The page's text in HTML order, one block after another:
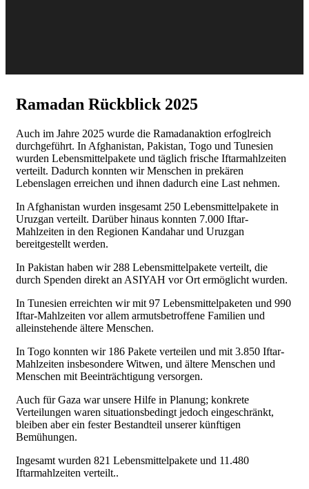
Ramadan Rückblick 2025
Auch im Jahre 2025 wurde die Ramadanaktion erfoglreich
durchgeführt. In Afghanistan, Pakistan, Togo und Tunesien
wurden Lebensmittelpakete und täglich frische Iftarmahlzeiten
verteilt. Dadurch konnten wir Menschen in prekären
Lebenslagen erreichen und ihnen dadurch eine Last nehmen.
In Afghanistan wurden insgesamt 250 Lebensmittelpakete in
Uruzgan verteilt. Darüber hinaus konnten 7.000 Iftar-
Mahlzeiten in den Regionen Kandahar und Uruzgan
bereitgestellt werden.
In Pakistan haben wir 288 Lebensmittelpakete verteilt, die
durch Spenden direkt an ASIYAH vor Ort ermöglicht wurden.
In Tunesien erreichten wir mit 97 Lebensmittelpaketen und 990
Iftar-Mahlzeiten vor allem armutsbetroffene Familien und
alleinstehende ältere Menschen.
In Togo konnten wir 186 Pakete verteilen und mit 3.850 Iftar-
Mahlzeiten insbesondere Witwen, und ältere Menschen und
Menschen mit Beeinträchtigung versorgen.
Auch für Gaza war unsere Hilfe in Planung; konkrete
Verteilungen waren situationsbedingt jedoch eingeschränkt,
bleiben aber ein fester Bestandteil unserer künftigen
Bemühungen.
Ingesamt wurden 821 Lebensmittelpakete und 11.480
Iftarmahlzeiten verteilt..